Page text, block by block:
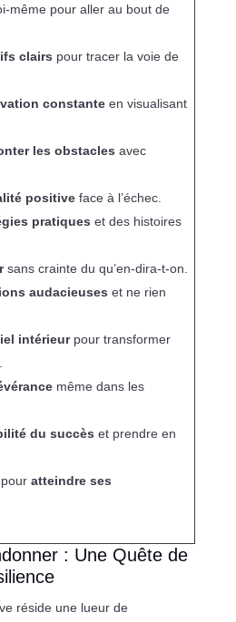
même pour aller au bout de
clairs pour tracer la voie de
constanteen visualisant
les obstacles avec
positiveface à l’échec.
pratiques et des histoires
sans crainte du qu’en-dira-t-on.
audacieuses et ne rien
intérieurpour transformer
même dans les
du succès et prendre en
atteindre ses
: Une Quête de
réside une lueur de